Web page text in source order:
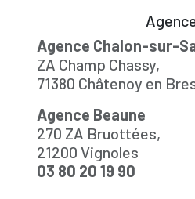
Agence Chalon-sur-
ZA Champ Chassy,
71380 Châtenoy en
Agence Beaune
270 ZA Bruottées,
21200 Vignoles
03 80 20 19 90